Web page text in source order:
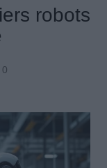
robots
0